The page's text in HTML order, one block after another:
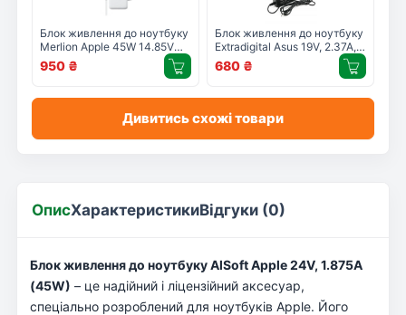
Блок живлення до ноутбуку
Merlion Apple 45W 14.85V
3.05A, MagSafe (20430 /
LAMS/45)
950 ₴
Блок живлення до ноутбуку
Extradigital Asus 19V, 2.37A,
45W (3.0x1.35) (PSA3835)
680 ₴
Дивитись схожі товари
ОписХарактеристикиВідгуки (0)
Блок живлення до ноутбуку AlSoft Apple 24V, 1.875A
(45W) – це надійний і ліцензійний аксесуар,
спеціально розроблений для ноутбуків Apple. Його